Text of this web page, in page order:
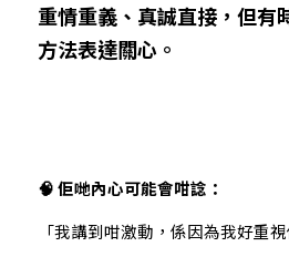
重情重義、真誠直接，但有
方法表達關心。
🧠 佢哋內心可能會咁諗：
「我講到咁激動，係因為我好重視